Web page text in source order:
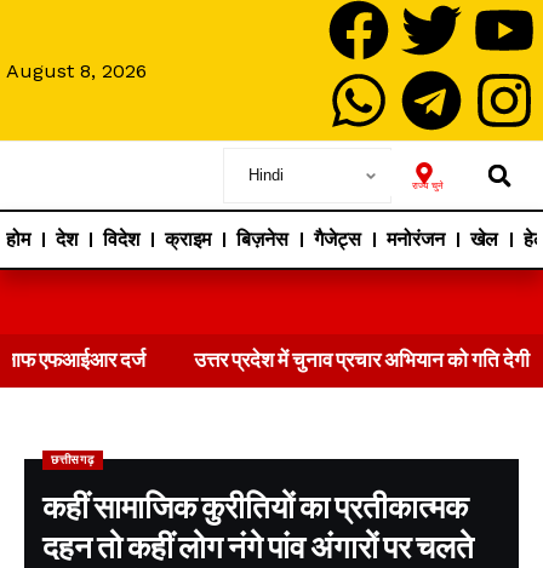
August 8, 2026
राज्य चुने
होम देश विदेश क्राइम बिज़नेस गैजेट्स मनोरंजन खेल
उत्तर प्रदेश में चुनाव प्रचार अभियान को गति देगी भाजपा
छत्तीसगढ़
कहीं सामाजिक कुरीतियों का प्रतीकात्मक
दहन तो कहीं लोग नंगे पांव अंगारों पर चलते